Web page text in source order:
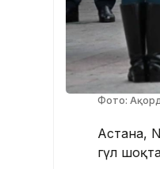
Фото:
Астана,
гүл